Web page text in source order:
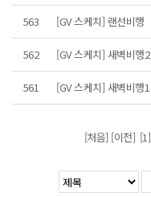
563 [GV 스케치] 랜선비행
562 [GV 스케치] 새벽비행2
561 [GV 스케치] 새벽비행1
[처음] [이전] [1]